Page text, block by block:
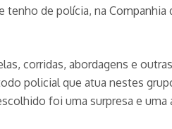
de polícia, na Companhia
corridas, abordagens e
policial que atua nestes
foi uma surpresa e uma